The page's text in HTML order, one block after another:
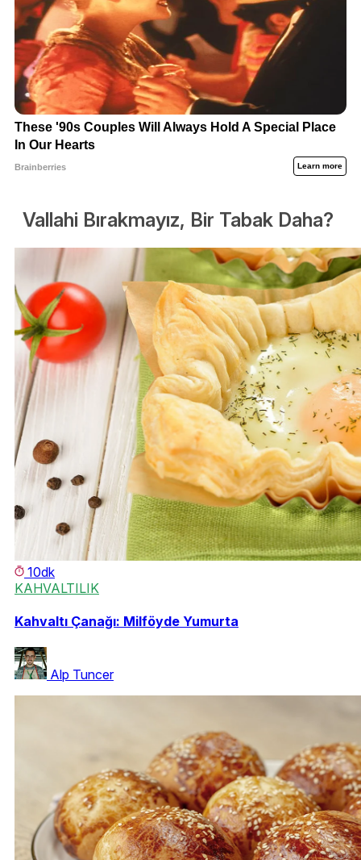
Vallahi Bırakmayız, Bir Tabak Daha?
10dk
KAHVALTILIK
Kahvaltı Çanağı: Milföyde Yumurta
Alp Tuncer